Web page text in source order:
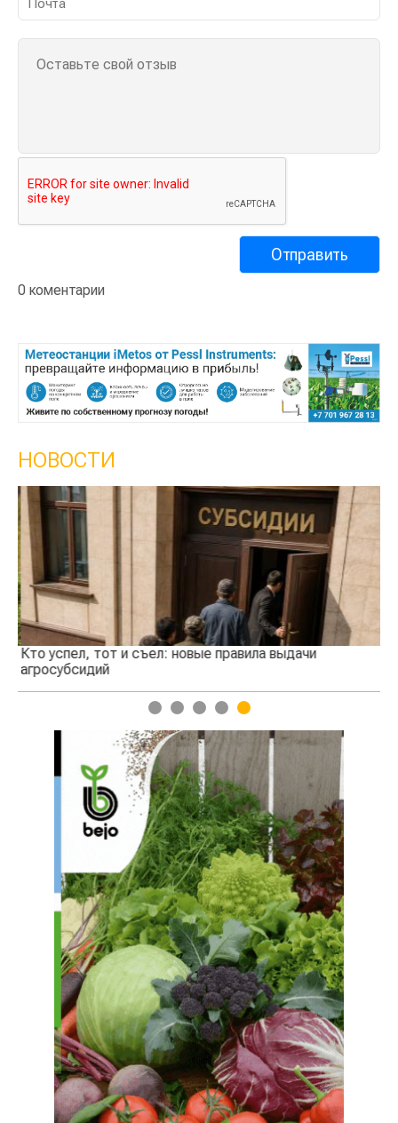
0 коментарии
НОВОСТИ
Кто успел, тот и съел: новые правила выдачи
агросубсидий
1 2 3 4 5